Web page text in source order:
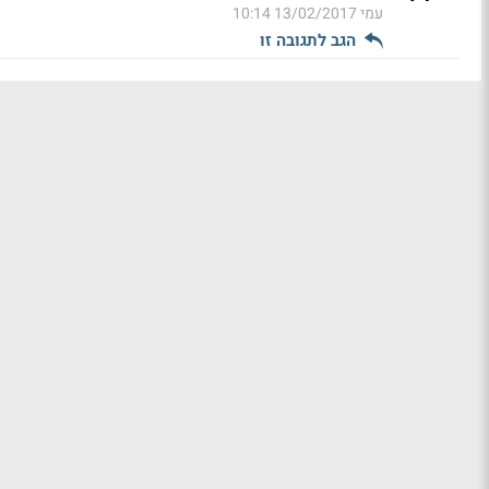
עמי13/02/2017 10:14
הגב לתגובה זו